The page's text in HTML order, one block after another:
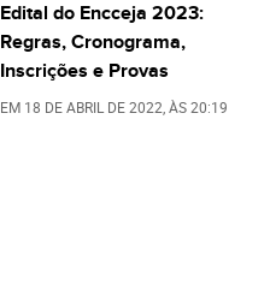
Edital do Encceja 2023:
Regras, Cronograma,
Inscrições e Provas
EM 18 DE ABRIL DE 2022 , ÀS20:19